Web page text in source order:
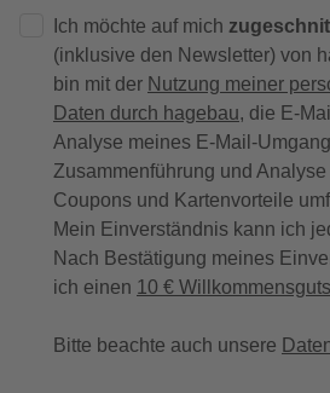
Ich möchte auf mich
(inklusive den Newsletter) von
bin mit der Nutzung meiner
Daten durch hagebau, die E-
Analyse meines E-Mail-
Zusammenführung und
Coupons und Kartenvorteile
Mein Einverständnis kann ich
Nach Bestätigung meines
ich einen 10 €
Bitte beachte auch unsere